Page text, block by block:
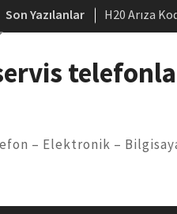
Son Yazılanlar
H20 Arıza
makinesi
Arçelik
Ferroli klima
– Elektronik –